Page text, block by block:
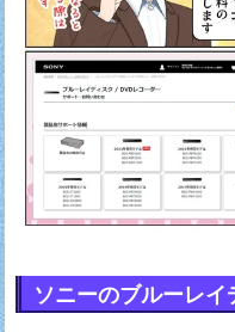
ソニーのブルーレ